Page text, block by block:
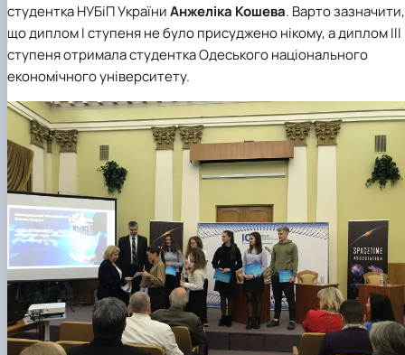
студентка НУБіП УкраїниАнжеліка Кошева. Варто зазначити,
що диплом І ступеня не було присуджено нікому, а диплом ІІІ
ступеня отримала студентка Одеського національного
економічного університету.